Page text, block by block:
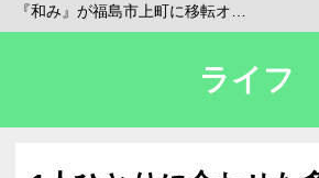
『和み』が福島市上町に移転オ…
ライフ